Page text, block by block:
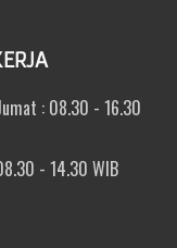
: 08.30 - 16.30
- 14.30 WIB